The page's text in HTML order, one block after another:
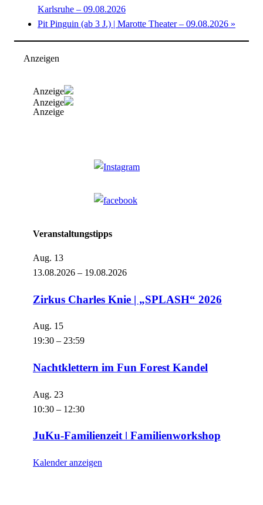
Karlsruhe – 09.08.2026
Pit Pinguin (ab 3 J.) | Marotte Theater – 09.08.2026 »
Anzeigen
Anzeige
Anzeige
Anzeige
Veranstaltungstipps
Aug. 13
13.08.2026 – 19.08.2026
Zirkus Charles Knie | „SPLASH“ 2026
Aug. 15
19:30 – 23:59
Nachtklettern im Fun Forest Kandel
Aug. 23
10:30 – 12:30
JuKu-Familienzeit ǀ Familienworkshop
Kalender anzeigen